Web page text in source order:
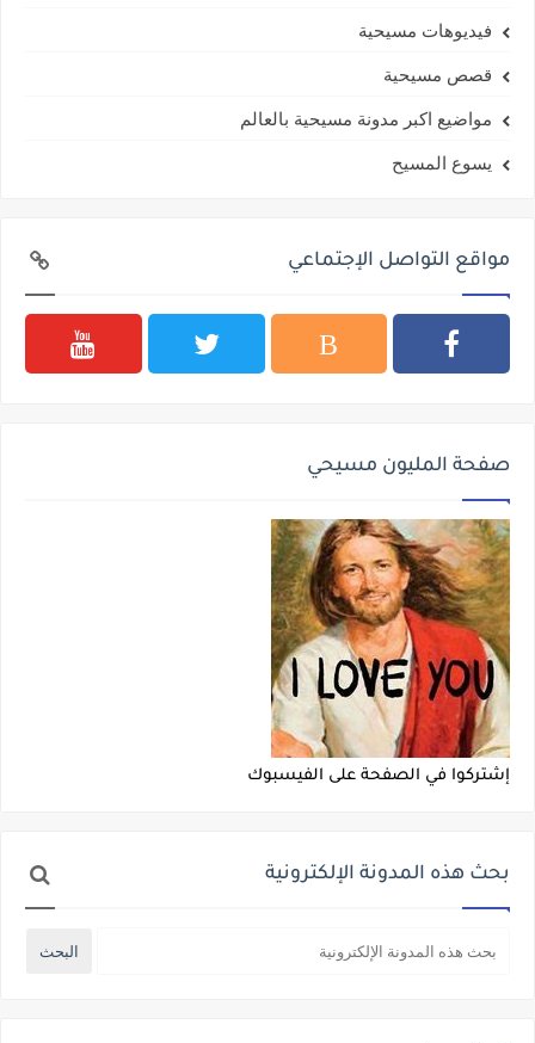
فيديوهات مسيحية
قصص مسيحية
مواضيع اكبر مدونة مسيحية بالعالم
يسوع المسيح
مواقع التواصل الإجتماعي
صفحة المليون مسيحي
إشتركوا في الصفحة على الفيسبوك
بحث هذه المدونة الإلكترونية